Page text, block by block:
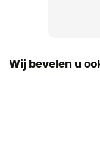
PD620 - PS492
Wij bevelen u